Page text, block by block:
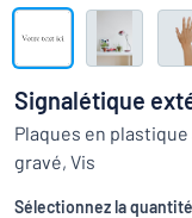
ne parvenez pas à
travail
Montrer toutes les
Demande
devis
Se
connecter
Service
clients
Signalétique
Plaques en
gravé, Vis
Sélectionnez la quantité